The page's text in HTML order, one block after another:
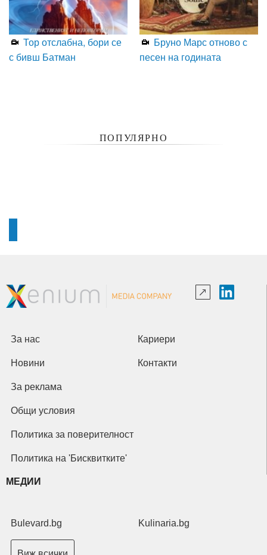
Тор отслабна, бори се
с бивш Батман
Бруно Марс отново с
песен на годината
ПОПУЛЯРНО
За нас Кариери
Новини Контакти
За реклама
Общи условия
Политика за поверителност
Политика на 'Бисквитките'
МЕДИИ
Bulevard.bg Kulinaria.bg